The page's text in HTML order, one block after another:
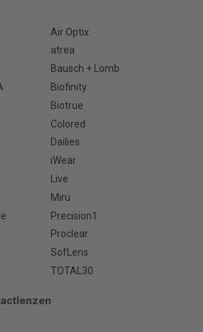
Air Optix
atrea
Bausch + Lomb
Biofinity
Biotrue
Colored
Dailies
iWear
Live
Miru
Precision1
Proclear
SofLens
TOTAL30